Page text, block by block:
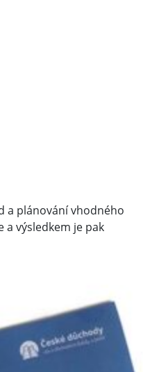
a plánování vhodného
výsledkem je pak